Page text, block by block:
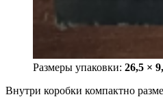
Размеры упаковки: 26,5 ×
Внутри коробки компактно